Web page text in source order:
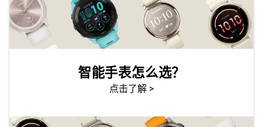
智能手表怎么选？
点击了解 >